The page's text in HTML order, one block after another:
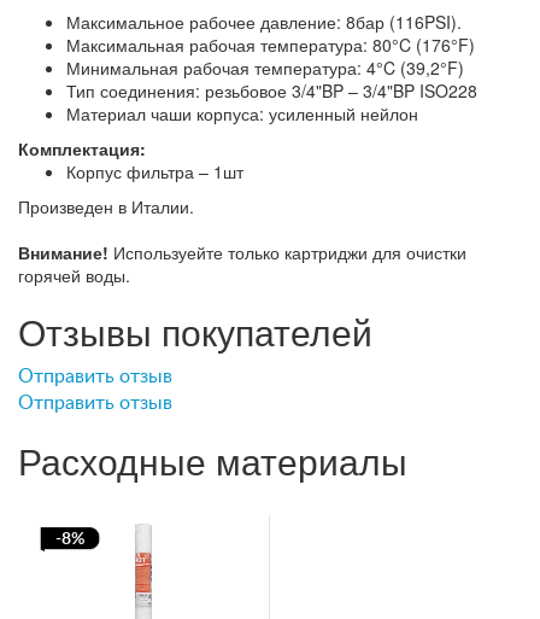
Максимальное рабочее давление: 8бар (116PSI).
Максимальная рабочая температура: 80°C (176°F)
Минимальная рабочая температура: 4°C (39,2°F)
Тип соединения: резьбовое 3/4"BP – 3/4"BP ISO228
Материал чаши корпуса: усиленный нейлон
Комплектация:
Корпус фильтра – 1шт
Произведен в Италии.
Внимание! Используейте только картриджи для очистки
горячей воды.
Отзывы покупателей
Отправить отзыв
Отправить отзыв
Расходные материалы
-8%